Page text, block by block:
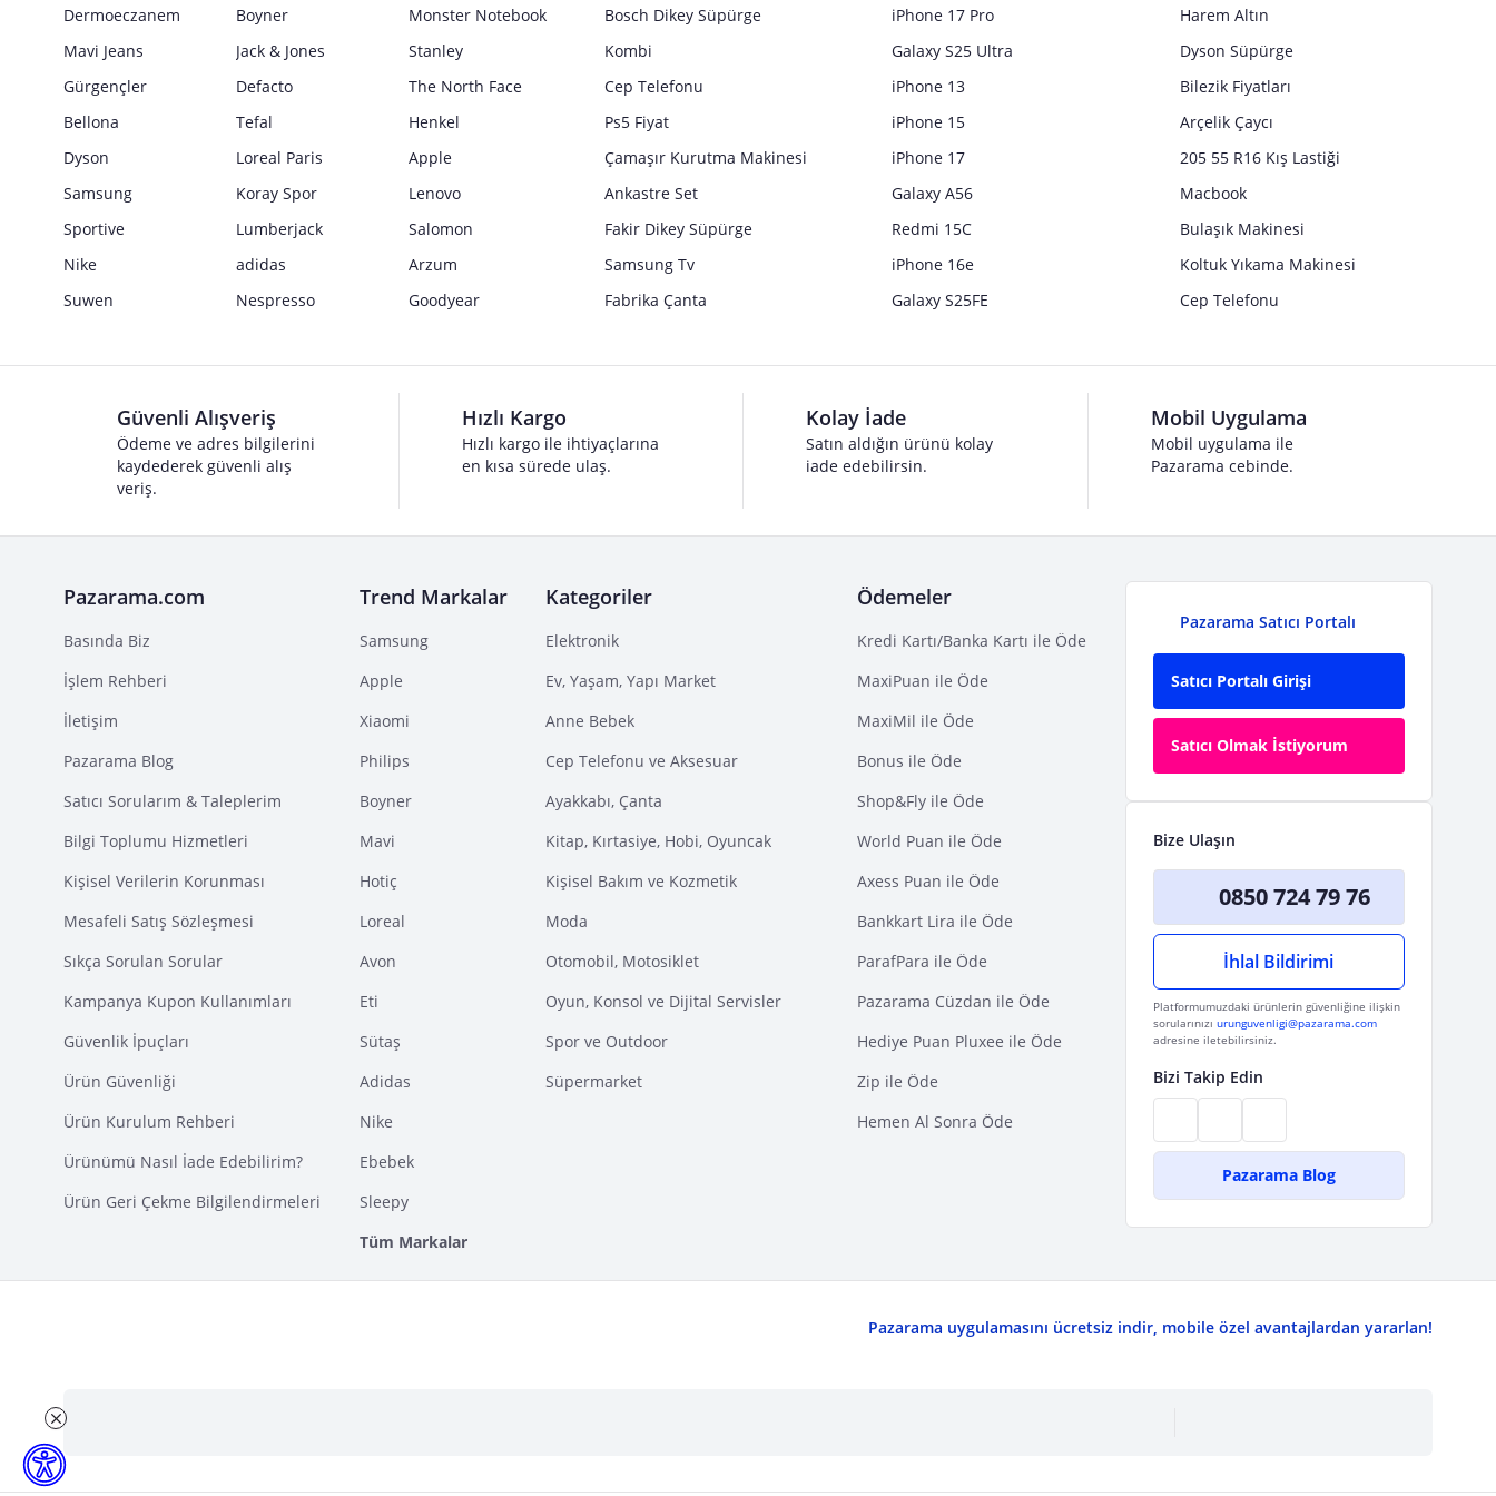
Dermoeczanem
Boyner
Monster Notebook
Mavi Jeans
Jack & Jones
Stanley
Gürgençler
Defacto
The North Face
Bellona
Tefal
Henkel
Dyson
Loreal Paris
Apple
Samsung
Koray Spor
Lenovo
Sportive
Lumberjack
Salomon
Nike
adidas
Arzum
Suwen
Nespresso Goodyear
Bosch Dikey Süpürge
Kombi
Cep Telefonu
Ps5 Fiyat
Çamaşır Kurutma Makinesi
Ankastre Set
Fakir Dikey Süpürge
Samsung Tv
Fabrika Çanta
iPhone 17 Pro
Galaxy S25 Ultra
iPhone 13
iPhone 15
iPhone 17
Galaxy A56
Redmi 15C
iPhone 16e
Galaxy S25FE
Harem Altın
Dyson Süpürge
Bilezik Fiyatları
Arçelik Çaycı
205 55 R16 Kış Lastiği
Macbook
Bulaşık Makinesi
Koltuk Yıkama Makinesi
Cep Telefonu
Güvenli Alışveriş
Ödeme ve adres bilgilerini
kaydederek güvenli alış
veriş.
Hızlı Kargo
Hızlı kargo ile ihtiyaçlarına
en kısa sürede ulaş.
Kolay İade
Satın aldığın ürünü kolay
iade edebilirsin.
Mobil Uygulama
Mobil uygulama ile
Pazarama cebinde.
Pazarama.com
Basında Biz
İşlem Rehberi
İletişim
Pazarama Blog
Satıcı Sorularım & Taleplerim
Bilgi Toplumu Hizmetleri
Kişisel Verilerin Korunması
Mesafeli Satış Sözleşmesi
Sıkça Sorulan Sorular
Kampanya Kupon Kullanımları
Güvenlik İpuçları
Ürün Güvenliği
Ürün Kurulum Rehberi
Ürünümü Nasıl İade Edebilirim?
Ürün Geri Çekme Bilgilendirmeleri
Trend Markalar
Samsung
Apple
Xiaomi
Philips
Boyner
Mavi
Hotiç
Loreal
Avon
Eti
Sütaş
Adidas
Nike
Ebebek
Sleepy
Tüm Markalar
Kategoriler
Elektronik
Ev, Yaşam, Yapı Market
Anne Bebek
Cep Telefonu ve Aksesuar
Ayakkabı, Çanta
Kitap, Kırtasiye, Hobi, Oyuncak
Kişisel Bakım ve Kozmetik
Moda
Otomobil, Motosiklet
Oyun, Konsol ve Dijital Servisler
Spor ve Outdoor
Süpermarket
Ödemeler
Kredi Kartı/Banka Kartı ile Öde
MaxiPuan ile Öde
MaxiMil ile Öde
Bonus ile Öde
Shop&Fly ile Öde
World Puan ile Öde
Axess Puan ile Öde
Bankkart Lira ile Öde
ParafPara ile Öde
Pazarama Cüzdan ile Öde
Hediye Puan Pluxee ile Öde
Zip ile Öde
Hemen Al Sonra Öde
Pazarama Satıcı Portalı
Satıcı Portalı Girişi
Satıcı Olmak İstiyorum
Bize Ulaşın
0850 724 79 76
İhlal Bildirimi
Platformumuzdaki ürünlerin güvenliğine ilişkin
sorularınızı urunguvenligi@pazarama.com
adresine iletebilirsiniz.
Bizi Takip Edin
Pazarama Blog
Pazarama uygulamasını ücretsiz indir, mobile özel avantajlardan yararlan!